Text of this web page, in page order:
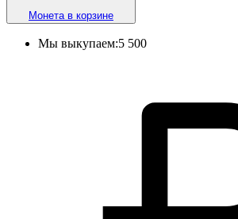
Монета в корзине
Мы выкупаем:5 500